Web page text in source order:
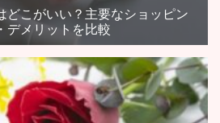
どこがいい？主要なショッピン
デメリットを比較